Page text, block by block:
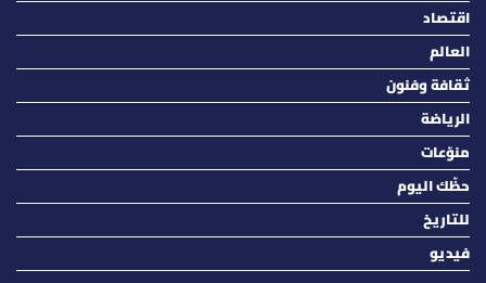
اقتصاد
العالم
ثقافة وفنون
الرياضة
منوّعات
حظّك اليوم
للتاريخ
فيديو